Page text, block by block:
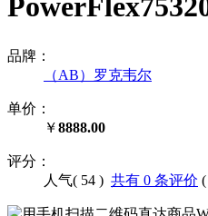
品牌：
（AB）罗克韦尔
单价：
￥8888.00
评分：
人气( 54 ) 共有 0 条评价 (